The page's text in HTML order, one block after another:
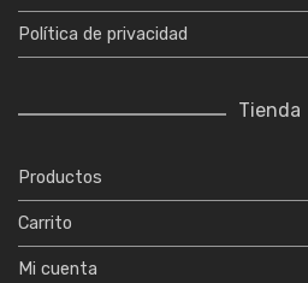
Política de privacidad
Tienda
Productos
Carrito
Mi cuenta